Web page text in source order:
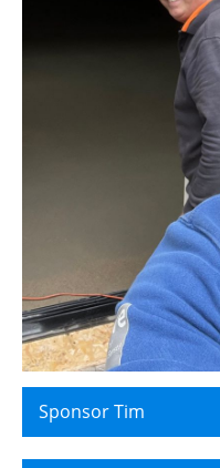
Sponsor Tim